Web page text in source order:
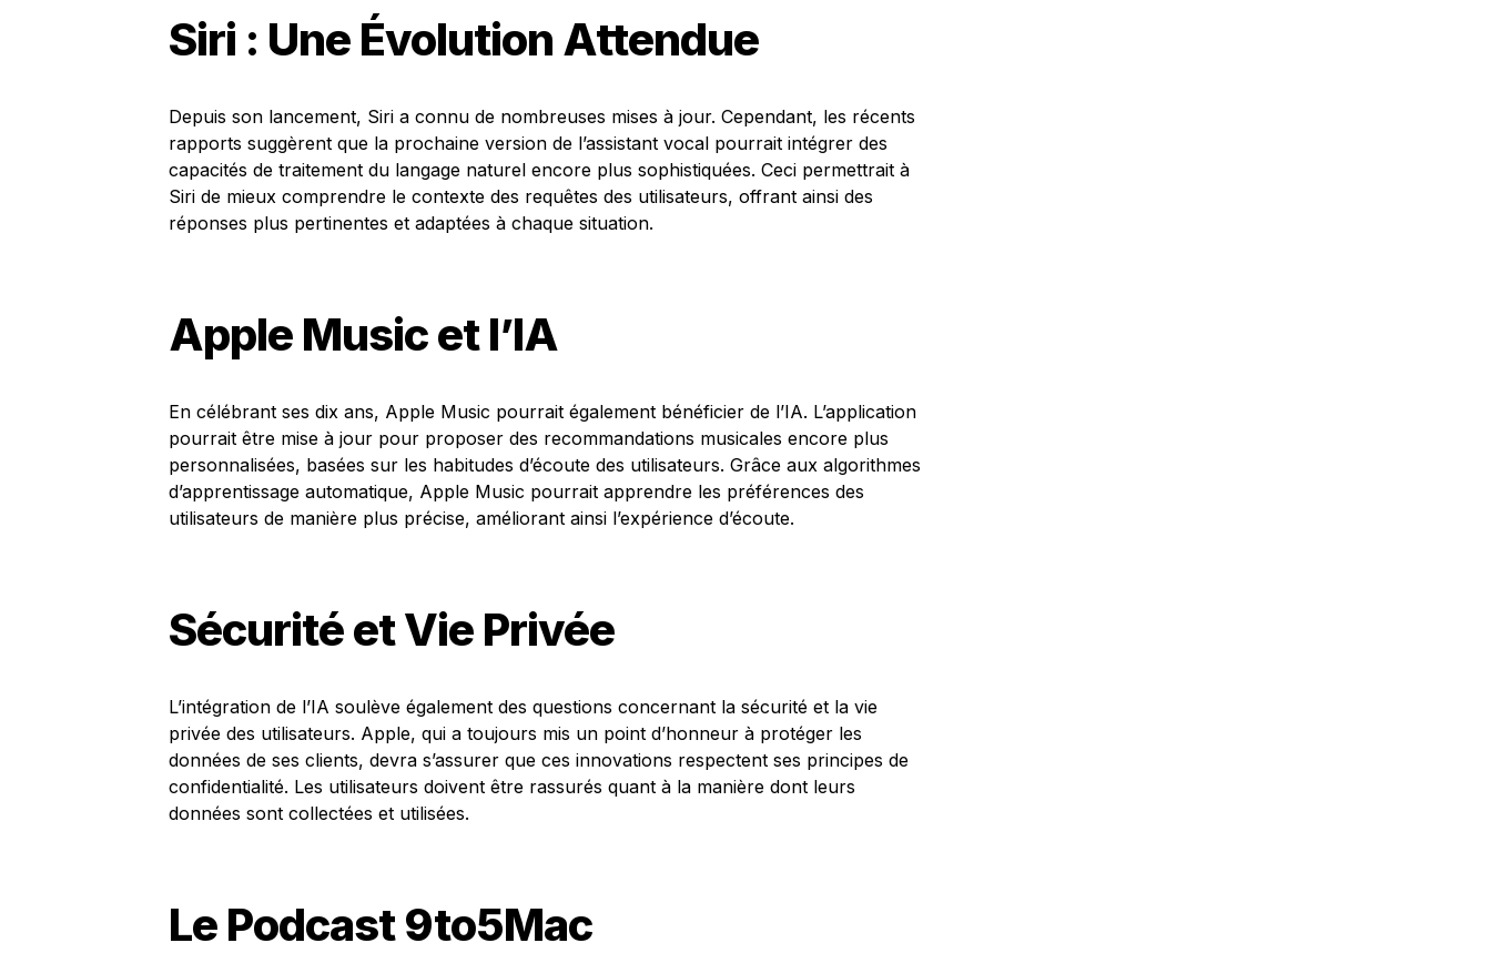
Siri : Une Évolution Attendue
Depuis son lancement, Siri a connu de nombreuses mises à jour. Cependant, les récents
rapports suggèrent que la prochaine version de l’assistant vocal pourrait intégrer des
capacités de traitement du langage naturel encore plus sophistiquées. Ceci permettrait à
Siri de mieux comprendre le contexte des requêtes des utilisateurs, offrant ainsi des
réponses plus pertinentes et adaptées à chaque situation.
Apple Music et l’IA
En célébrant ses dix ans, Apple Music pourrait également bénéficier de l’IA. L’application
pourrait être mise à jour pour proposer des recommandations musicales encore plus
personnalisées, basées sur les habitudes d’écoute des utilisateurs. Grâce aux algorithmes
d’apprentissage automatique, Apple Music pourrait apprendre les préférences des
utilisateurs de manière plus précise, améliorant ainsi l’expérience d’écoute.
Sécurité et Vie Privée
L’intégration de l’IA soulève également des questions concernant la sécurité et la vie
privée des utilisateurs. Apple, qui a toujours mis un point d’honneur à protéger les
données de ses clients, devra s’assurer que ces innovations respectent ses principes de
confidentialité. Les utilisateurs doivent être rassurés quant à la manière dont leurs
données sont collectées et utilisées.
Le Podcast 9to5Mac